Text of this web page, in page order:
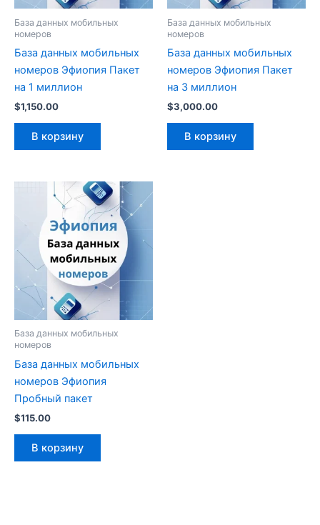
База данных мобильных
номеров
База данных мобильных
номеров Эфиопия Пакет
на 1 миллион
$1,150.00
В корзину
База данных мобильных
номеров
База данных мобильных
номеров Эфиопия Пакет
на 3 миллион
$3,000.00
В корзину
База данных мобильных
номеров
База данных мобильных
номеров Эфиопия
Пробный пакет
$115.00
В корзину